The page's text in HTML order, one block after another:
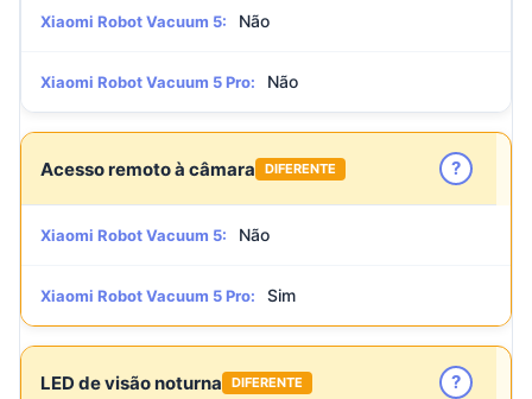
Xiaomi Robot Vacuum 5: Não
Xiaomi Robot Vacuum 5 Pro: Não
Acesso remoto à câmara DIFERENTE ?
Xiaomi Robot Vacuum 5: Não
Xiaomi Robot Vacuum 5 Pro: Sim
LED de visão noturna DIFERENTE ?